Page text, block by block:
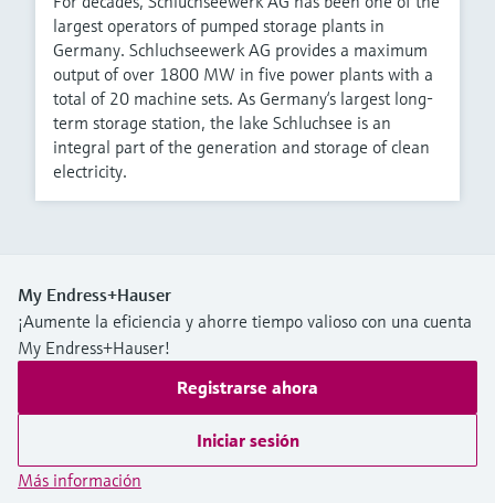
largest operators of pumped storage plants in
Germany. Schluchseewerk AG provides a maximum
output of over 1800 MW in five power plants with a
total of 20 machine sets. As Germany‘s largest long-
term storage station, the lake Schluchsee is an
integral part of the generation and storage of clean
electricity.
My Endress+Hauser
¡Aumente la eficiencia y ahorre tiempo valioso con una cuenta
My Endress+Hauser!
Registrarse ahora
Iniciar sesión
Más información